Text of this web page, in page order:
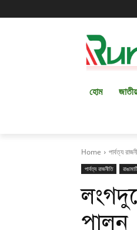
হোম জাতীয়
Home পার্বত্য
পার্বত্য রাজনীতি
পালন